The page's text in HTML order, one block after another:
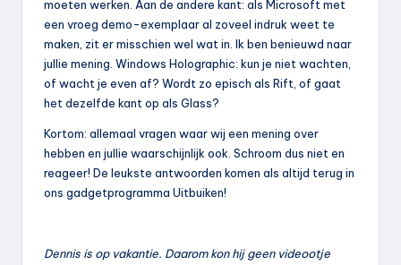
moeten werken. Aan de andere kant: als Microsoft met
een vroeg demo-exemplaar al zoveel indruk weet te
maken, zit er misschien wel wat in. Ik ben benieuwd naar
jullie mening. Windows Holographic: kun je niet wachten,
of wacht je even af? Wordt zo episch als Rift, of gaat
het dezelfde kant op als Glass?
Kortom: allemaal vragen waar wij een mening over
hebben en jullie waarschijnlijk ook. Schroom dus niet en
reageer! De leukste antwoorden komen als altijd terug in
ons gadgetprogramma Uitbuiken!
Dennis is op vakantie. Daarom kon hij geen videootje